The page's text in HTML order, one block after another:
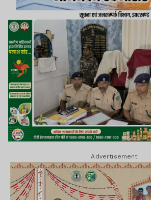
Advertisement